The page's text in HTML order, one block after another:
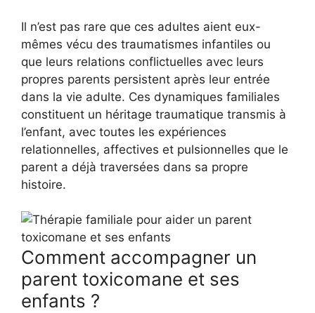
Il n’est pas rare que ces adultes aient eux-
mêmes vécu des traumatismes infantiles ou
que leurs relations conflictuelles avec leurs
propres parents persistent après leur entrée
dans la vie adulte. Ces dynamiques familiales
constituent un héritage traumatique transmis à
l’enfant, avec toutes les expériences
relationnelles, affectives et pulsionnelles que le
parent a déjà traversées dans sa propre
histoire.
Comment accompagner un
parent toxicomane et ses
enfants ?